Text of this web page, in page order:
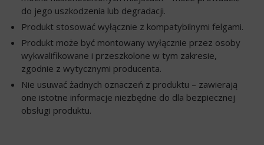
do jego uszkodzenia lub degradacji.
Produkt stosować wyłącznie z kompatybilnymi felgami.
Produkt może być montowany wyłącznie przez osoby
wykwalifikowane i przeszkolone w tym zakresie,
zgodnie z wytycznymi producenta.
Nie usuwać żadnych oznaczeń z produktu – zawierają
one istotne informacje niezbędne do dla bezpiecznej
obsługi produktu.